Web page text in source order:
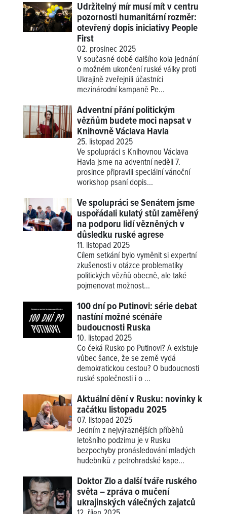
Udržitelný mír musí mít v centru
pozornosti humanitární rozměr:
otevřený dopis iniciativy People
First
02. prosinec 2025
V současné době dalšího kola jednání
o možném ukončení ruské války proti
Ukrajině zveřejnili účastníci
mezinárodní kampaně Pe...
Adventní přání politickým
vězňům budete moci napsat v
Knihovně Václava Havla
25. listopad 2025
Ve spolupráci s Knihovnou Václava
Havla jsme na adventní neděli 7.
prosince připravili speciální vánoční
workshop psaní dopis...
Ve spolupráci se Senátem jsme
uspořádali kulatý stůl zaměřený
na podporu lidí vězněných v
důsledku ruské agrese
11. listopad 2025
Cílem setkání bylo vyměnit si expertní
zkušenosti v otázce problematiky
politických vězňů obecně, ale také
pojmenovat možnost...
100 dní po Putinovi: série debat
nastíní možné scénáře
budoucnosti Ruska
10. listopad 2025
Co čeká Rusko po Putinovi? A existuje
vůbec šance, že se země vydá
demokratickou cestou? O budoucnosti
ruské společnosti i o ...
Aktuální dění v Rusku: novinky k
začátku listopadu 2025
07. listopad 2025
Jedním z nejvýraznějších příběhů
letošního podzimu je v Rusku
bezpochyby pronásledování mladých
hudebníků z petrohradské kape...
Doktor Zlo a další tváře ruského
světa – zpráva o mučení
ukrajinských válečných zajatců